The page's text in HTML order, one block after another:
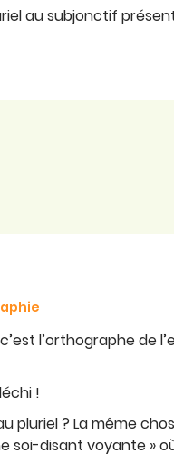
au subjonctif présent
l’orthographe de
!
pluriel ? La même
soi-disant voyante »